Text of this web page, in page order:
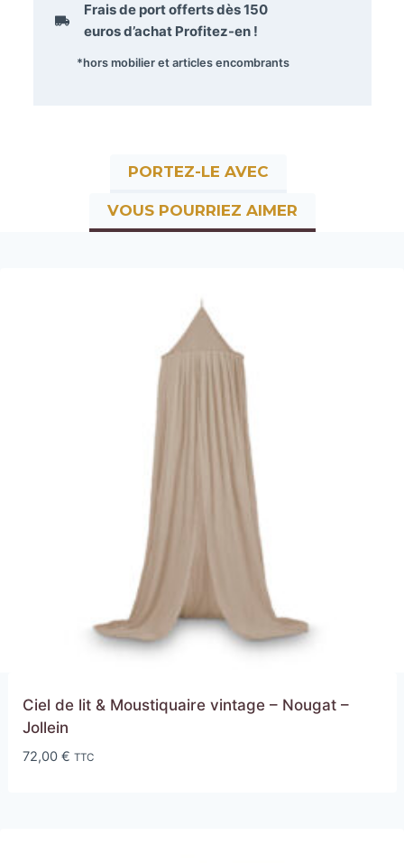
Frais de port offerts dès150
eurosd’achat Profitez-en !
*hors mobilier et articles encombrants
PORTEZ-LE AVEC
VOUS POURRIEZ AIMER
Ciel de lit & Moustiquaire vintage – Nougat –
Jollein
72,00 € TTC